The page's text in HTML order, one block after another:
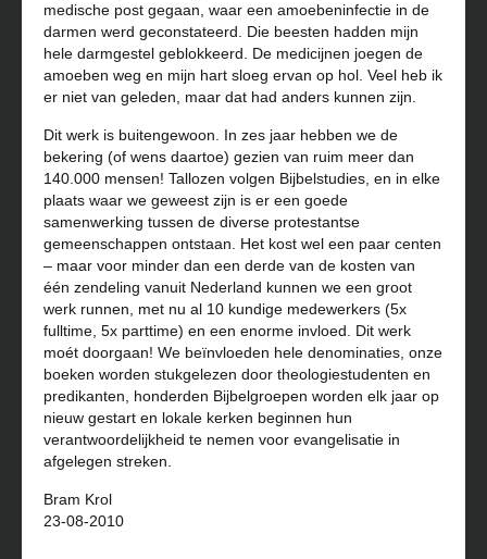
medische post gegaan, waar een amoebeninfectie in de
darmen werd geconstateerd. Die beesten hadden mijn
hele darmgestel geblokkeerd. De medicijnen joegen de
amoeben weg en mijn hart sloeg ervan op hol. Veel heb ik
er niet van geleden, maar dat had anders kunnen zijn.
Dit werk is buitengewoon. In zes jaar hebben we de
bekering (of wens daartoe) gezien van ruim meer dan
140.000 mensen! Tallozen volgen Bijbelstudies, en in elke
plaats waar we geweest zijn is er een goede
samenwerking tussen de diverse protestantse
gemeenschappen ontstaan. Het kost wel een paar centen
– maar voor minder dan een derde van de kosten van
één zendeling vanuit Nederland kunnen we een groot
werk runnen, met nu al 10 kundige medewerkers (5x
fulltime, 5x parttime) en een enorme invloed. Dit werk
moét doorgaan! We beïnvloeden hele denominaties, onze
boeken worden stukgelezen door theologiestudenten en
predikanten, honderden Bijbelgroepen worden elk jaar op
nieuw gestart en lokale kerken beginnen hun
verantwoordelijkheid te nemen voor evangelisatie in
afgelegen streken.
Bram Krol
23-08-2010